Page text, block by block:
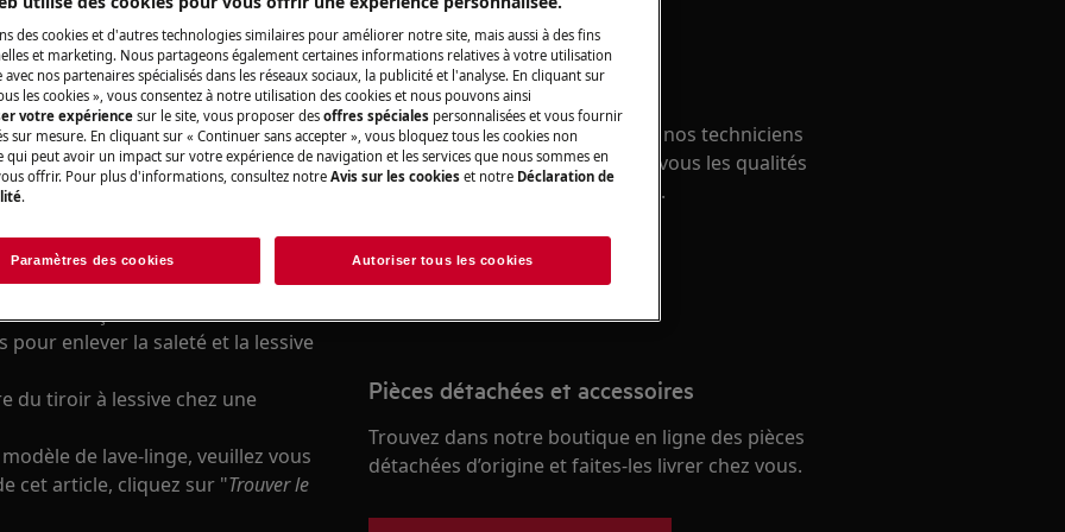
associé aux résidus de détergent,
Ceux-ci peuvent être
la machine et retirez le
en le rinçant sous l'eau
pour enlever la saleté et la lessive
du tiroir à lessive chez une
de lave-linge, veuillez vous
cet article, cliquez sur "Trouver le
Réparation par un expert
Fixez un rendez-vous avec un de nos techniciens
qualifiés AEG et découvrez chez vous les qualités
professionnelles de nos services.
Réserver une réparation
Pièces détachées et accessoires
Trouvez dans notre boutique en ligne des pièces
détachées d’origine et faites-les livrer chez vous.
des cookies et d'autres technologies similaires pour améliorer notre site, mais aussi à des fins
et marketing. Nous partageons également certaines informations relatives à votre utilisation
nos partenaires spécialisés dans les réseaux sociaux, la publicité et l'analyse. En cliquant sur
les cookies », vous consentez à notre utilisation des cookies et nous pouvons ainsi
votre expérience sur le site, vous proposer des offres spéciales personnalisées et vous fournir
sur mesure. En cliquant sur « Continuer sans accepter », vous bloquez tous les cookies non
qui peut avoir un impact sur votre expérience de navigation et les services que nous sommes en
offrir. Pour plus d'informations, consultez notre Avis sur les cookies et notre Déclaration de
.
Paramètres des cookies Autoriser tous les cookies